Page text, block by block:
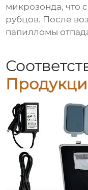
микрозонда, что
рубцов. После
папилломы